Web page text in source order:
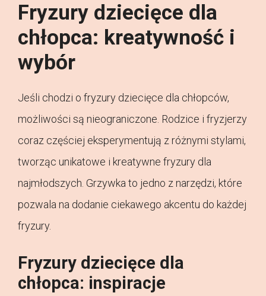
Fryzury dziecięce dla
chłopca: kreatywność i
wybór
Jeśli chodzi o fryzury dziecięce dla chłopców,
możliwości są nieograniczone. Rodzice i fryzjerzy
coraz częściej eksperymentują z różnymi stylami,
tworząc unikatowe i kreatywne fryzury dla
najmłodszych. Grzywka to jedno z narzędzi, które
pozwala na dodanie ciekawego akcentu do każdej
fryzury.
Fryzury dziecięce dla
chłopca: inspiracje